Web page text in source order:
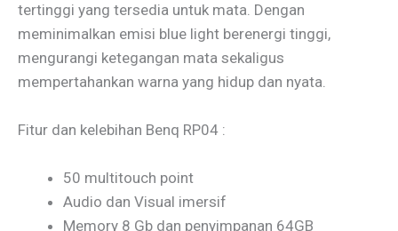
tertinggi yang tersedia untuk mata. Dengan
meminimalkan emisi blue light berenergi tinggi,
mengurangi ketegangan mata sekaligus
mempertahankan warna yang hidup dan nyata.
Fitur dan kelebihan Benq RP04 :
50 multitouch point
Audio dan Visual imersif
Memory 8 Gb dan penyimpanan 64GB